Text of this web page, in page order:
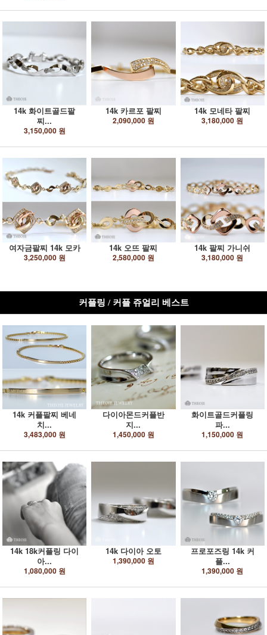
14k 화이트골드팔
찌...
3,150,000 원
14k 카르포 팔찌
2,090,000 원
14k 모네타 팔찌
3,180,000 원
여자금팔찌 14k 모카
3,250,000 원
14k 오뜨 팔찌
2,580,000 원
14k 팔찌 가니쉬
3,180,000 원
커플링 / 커플 쥬얼리 베스트
14k 커플팔찌 베네
치...
3,483,000 원
다이아몬드커플반
지...
1,450,000 원
화이트골드커플링
파...
1,150,000 원
14k 18k커플링 다이
아...
1,080,000 원
14k 다이아 오토
1,390,000 원
프로포즈링 14k 커
플...
1,390,000 원